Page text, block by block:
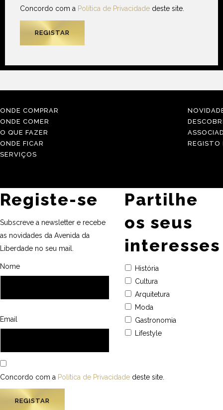
Concordo com a Política de Privacidade deste site.
ONDE COMPRAR
ONDE COMER
O QUE FAZER
ONDE FICAR
SERVIÇOS
REGISTO
Registe-se
Subscreve a newsletter e recebe
as novidades da Avenida da
Liberdade no seu mail.
Nome
Email
Partilhe
os seus
interesses
História
Cultura
Arquitetura
Moda
Gastronomia
Lifestyle
Concordo com a Política de Privacidade deste site.